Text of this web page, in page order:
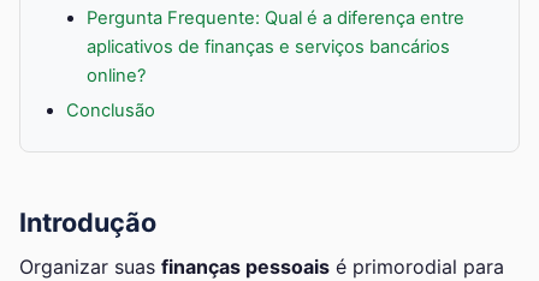
Pergunta Frequente: Qual é a diferença entre
aplicativos de finanças e serviços bancários
online?
Conclusão
Introdução
Organizar suas finanças pessoais é primorodial para